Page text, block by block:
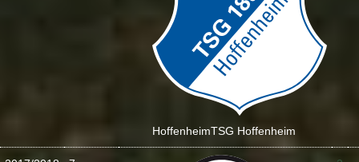
HoffenheimTSG Hoffenheim